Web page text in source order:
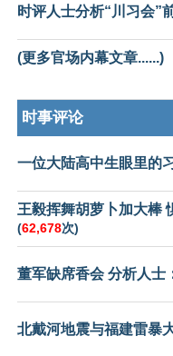
时评人士分析“川习会”
(更多官场内幕文章......)
时事评论
一位大陆高中生眼里的
王毅挥舞胡萝卜加大棒
(62,678次)
董军缺席香会 分析人士
北戴河地震与福建雷暴